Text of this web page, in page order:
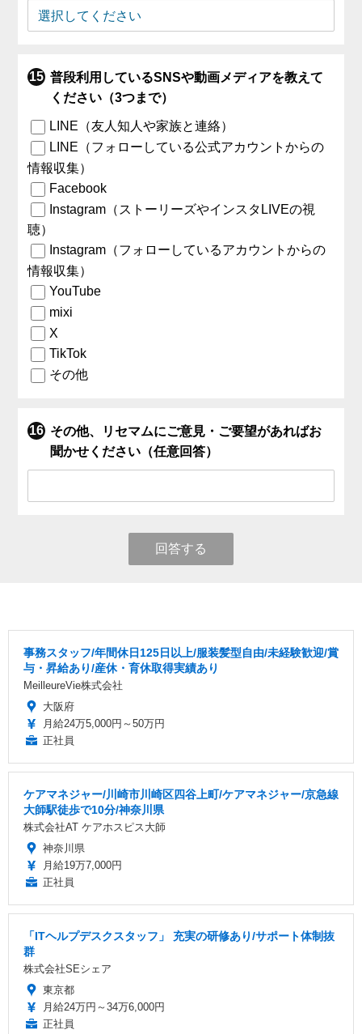
普段利用しているSNSや動画メディアを教えて
ください（3つまで）
LINE（友人知人や家族と連絡）
LINE（フォローしている公式アカウントからの
情報収集）
Facebook
Instagram（ストーリーズやインスタLIVEの視
聴）
Instagram（フォローしているアカウントからの
情報収集）
YouTube
mixi
X
TikTok
その他
その他、リセマムにご意見・ご要望があればお
聞かせください（任意回答）
回答する
事務スタッフ/年間休日125日以上/服装髪型自由/未経験歓迎/賞
与・昇給あり/産休・育休取得実績あり
MeilleureVie株式会社
大阪府
月給24万5,000円～50万円
正社員
ケアマネジャー/川崎市川崎区四谷上町/ケアマネジャー/京急線
大師駅徒歩で10分/神奈川県
株式会社AT ケアホスピス大師
神奈川県
月給19万7,000円
正社員
「ITヘルプデスクスタッフ」 充実の研修あり/サポート体制抜
群
株式会社SEシェア
東京都
月給24万円～34万6,000円
正社員